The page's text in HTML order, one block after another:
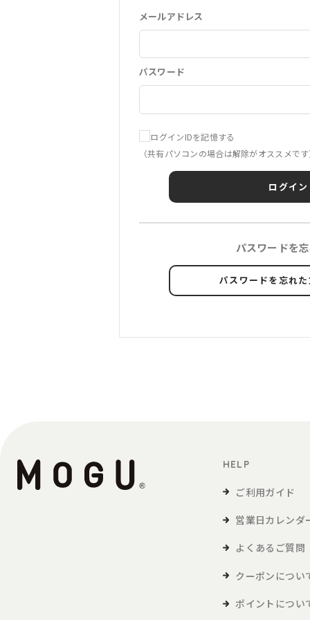
メールアドレス
パスワード
ログインIDを記憶する
（共有パソコンの場合は解除がオススメで
ログイン
パスワードを
パスワードを忘れ
HELP
ご利用ガイド
営業日カレンダ
よくあるご質問
クーポンについ
ポイントについ